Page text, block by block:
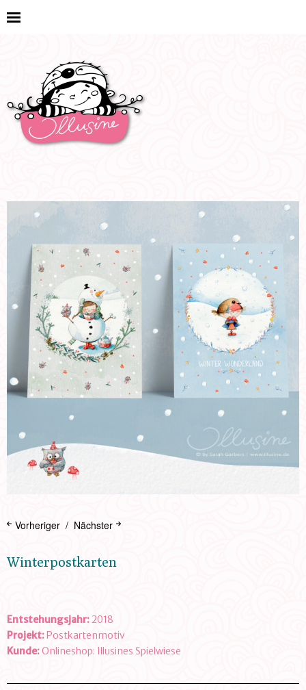
Nächster
Vorheriger
Winterpostkarten
Entstehungsjahr:2018
Projekt:Postkartenmotiv
Kunde: Onlineshop: Illusines Spielwiese